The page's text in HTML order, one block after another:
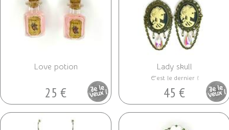
Love potion
25 €
Lady skull
45 €
C'est le dernier !